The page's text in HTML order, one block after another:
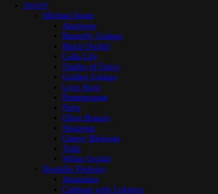
ZNAČKY
Michael Aram
Anemone
Butterfly Ginkgo
Black Orchid
Calla Lily
Flights of Fancy
Golden Ginkgo
Love Knot
Pomegranate
Palm
Olive Branch
Shagreen
Cherry Blossom
Tulip
White Orchid
Bordallo Pinheiro
Amazōnia
Cabbage with Lobsters